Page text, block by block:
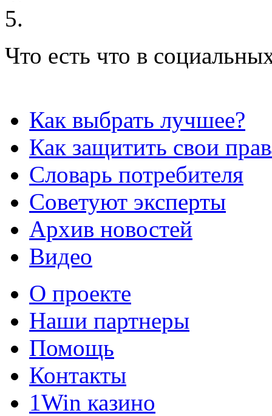
Что есть что в
Как выбрать лучшее?
Как защитить свои
Словарь потребителя
Советуют эксперты
Архив новостей
Видео
О проекте
Наши партнеры
Помощь
Контакты
1Win казино